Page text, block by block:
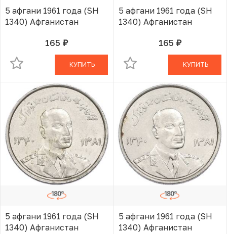
5 афгани 1961 года (SH
1340) Афганистан
165 руб.В КОРЗИНЕ
КУПИТЬ
5 афгани 1961 года (SH
1340) Афганистан
165 руб.В КОРЗИНЕ
КУПИТЬ
5 афгани 1961 года (SH
1340) Афганистан
5 афгани 1961 года (SH
1340) Афганистан